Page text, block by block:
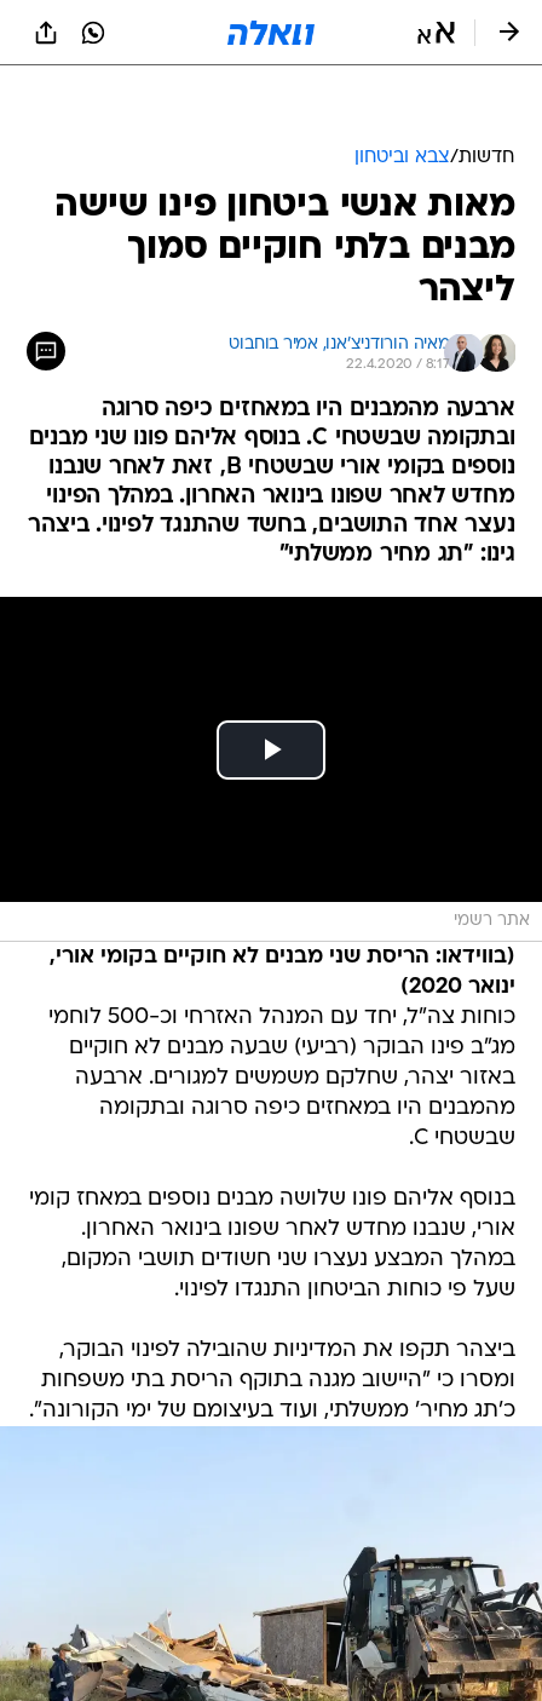
חדשות/צבא וביטחון
מאות אנשי ביטחון פינו שישה
מבנים בלתי חוקיים סמוך
ליצהר
מאיה הורודניצ'אנו, אמיר בוחבוט
22.4.2020 / 8:17
ארבעה מהמבנים היו במאחזים כיפה סרוגה
ובתקומה שבשטחי C. בנוסף אליהם פונו שני מבנים
נוספים בקומי אורי שבשטחי B, זאת לאחר שנבנו
מחדש לאחר שפונו בינואר האחרון. במהלך הפינוי
נעצר אחד התושבים, בחשד שהתנגד לפינוי. ביצהר
גינו: "תג מחיר ממשלתי"
אתר רשמי
(בווידאו: הריסת שני מבנים לא חוקיים בקומי אורי,
ינואר 2020)
כוחות צה"ל, יחד עם המנהל האזרחי וכ-500 לוחמי
מג"ב פינו הבוקר (רביעי) שבעה מבנים לא חוקיים
באזור יצהר, שחלקם משמשים למגורים. ארבעה
מהמבנים היו במאחזים כיפה סרוגה ובתקומה
שבשטחי C.
בנוסף אליהם פונו שלושה מבנים נוספים במאחז קומי
אורי, שנבנו מחדש לאחר שפונו בינואר האחרון.
במהלך המבצע נעצרו שני חשודים תושבי המקום,
שעל פי כוחות הביטחון התנגדו לפינוי.
ביצהר תקפו את המדיניות שהובילה לפינוי הבוקר,
ומסרו כי "היישוב מגנה בתוקף הריסת בתי משפחות
כ'תג מחיר' ממשלתי, ועוד בעיצומם של ימי הקורונה".